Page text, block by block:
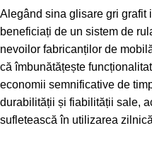
Alegând sina glisare gri grafit
beneficiați de un sistem de
nevoilor fabricanților de
că îmbunătățește
economii semnificative de
durabilității și fiabilității sale,
sufletească în utilizarea